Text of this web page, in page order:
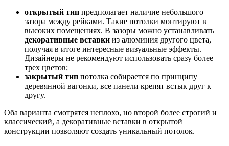
открытый тип предполагает наличие небольшого
зазора между рейками. Такие потолки монтируют в
высоких помещениях. В зазоры можно устанавливать
декоративные вставки из алюминия другого цвета,
получая в итоге интересные визуальные эффекты.
Дизайнеры не рекомендуют использовать сразу более
трех цветов;
закрытый тип потолка собирается по принципу
деревянной вагонки, все панели крепят встык друг к
другу.
Оба варианта смотрятся неплохо, но второй более строгий и
классический, а декоративные вставки в открытой
конструкции позволяют создать уникальный потолок.